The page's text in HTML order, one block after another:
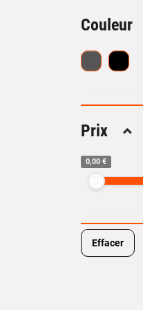
Couleur
Prix Replier
0,00 €
Effacer